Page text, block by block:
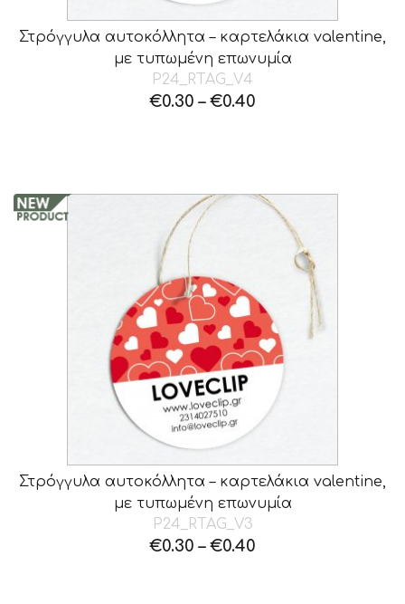
Στρόγγυλα αυτοκόλλητα – καρτελάκια valentine,
με τυπωμένη επωνυμία
P24_RTAG_V4
€0.30 – €0.40
Στρόγγυλα αυτοκόλλητα – καρτελάκια valentine,
με τυπωμένη επωνυμία
P24_RTAG_V3
€0.30 – €0.40